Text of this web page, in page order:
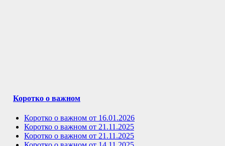
Коротко о важном
Коротко о важном от 16.01.2026
Коротко о важном от 21.11.2025
Коротко о важном от 21.11.2025